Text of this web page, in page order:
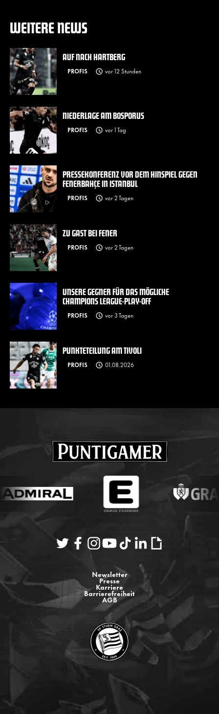
WEITERE NEWS
AUF NACH HARTBERG
PROFIS vor 12 Stunden
NIEDERLAGE AM BOSPORUS
PROFIS vor 1 Tag
PRESSEKONFERENZ VOR DEM HINSPIEL GEGEN
FENERBAHÇE IN ISTANBUL
PROFIS vor 2 Tagen
ZU GAST BEI FENER
PROFIS vor 2 Tagen
UNSERE GEGNER FÜR DAS MÖGLICHE
CHAMPIONS LEAGUE-PLAY-OFF
PROFIS vor 3 Tagen
PUNKTETEILUNG AM TIVOLI
PROFIS 01.08.2026
Newsletter
Presse
Karriere
Barrierefreiheit
AGB